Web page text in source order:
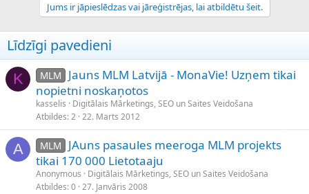
Jums ir jāpieslēdzas vai jāreģistrējas, lai atbildētu šeit.
Līdzīgi pavedieni
K MLM
Jauns MLM Latvijā - MonaVie! Uzņem tikai
nopietni noskaņotos
kasselis
Digitālais Mārketings, SEO un Saites Veidošana
Atbildes 2 22. Marts 2012
A MLM
JAuns pasaules meeroga MLM projekts
tikai 170 000 Lietotaaju
Anonymous
Digitālais Mārketings, SEO un Saites Veidošana
Atbildes 0 27. Janvāris 2008